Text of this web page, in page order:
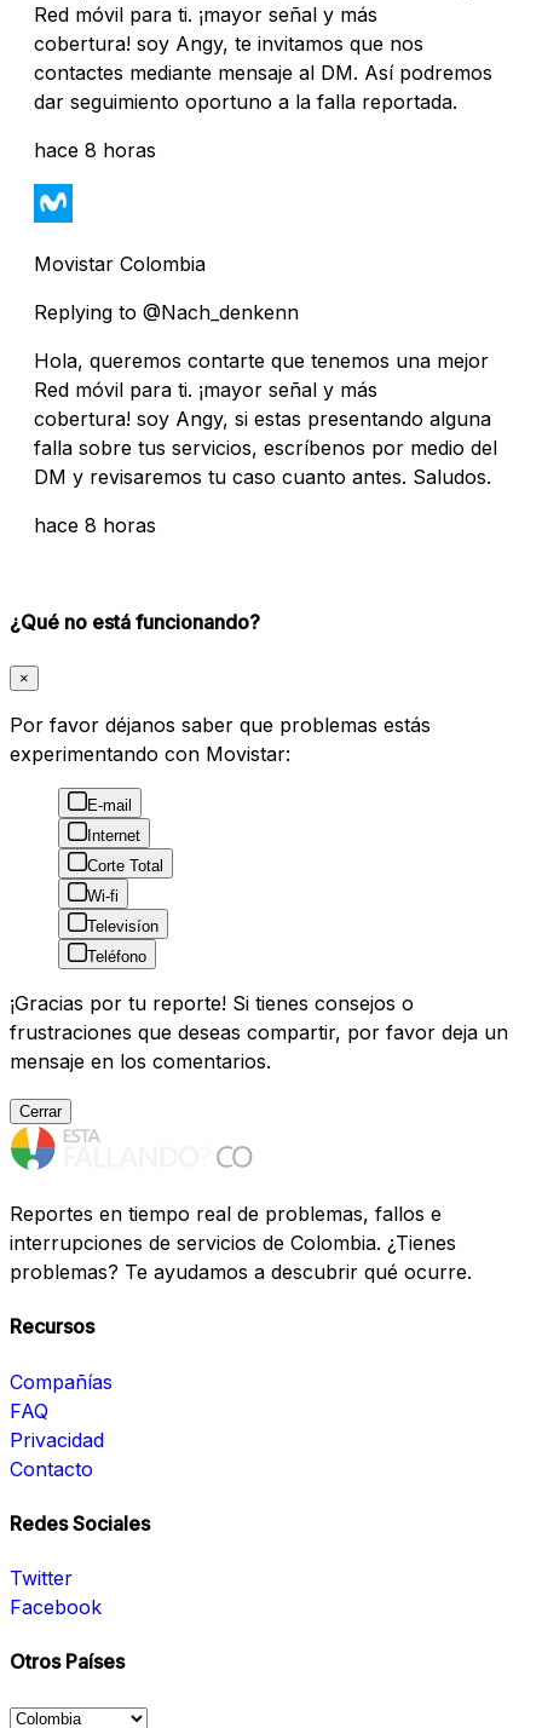
Red móvil para ti. ¡mayor señal y más
cobertura! soy Angy, te invitamos que nos
contactes mediante mensaje al DM. Así podremos
dar seguimiento oportuno a la falla reportada.
hace 8 horas
Movistar Colombia
Replying to @Nach_denkenn
Hola, queremos contarte que tenemos una mejor
Red móvil para ti. ¡mayor señal y más
cobertura! soy Angy, si estas presentando alguna
falla sobre tus servicios, escríbenos por medio del
DM y revisaremos tu caso cuanto antes. Saludos.
hace 8 horas
¿Qué no está funcionando?
×
Por favor déjanos saber que problemas estás
experimentando con Movistar:
E-mail
Internet
Corte Total
Wi-fi
Televisíon
Teléfono
¡Gracias por tu reporte! Si tienes consejos o
frustraciones que deseas compartir, por favor deja un
mensaje en los comentarios.
Cerrar
Reportes en tiempo real de problemas, fallos e
interrupciones de servicios de Colombia. ¿Tienes
problemas? Te ayudamos a descubrir qué ocurre.
Recursos
Compañías
FAQ
Privacidad
Contacto
Redes Sociales
Twitter
Facebook
Otros Países